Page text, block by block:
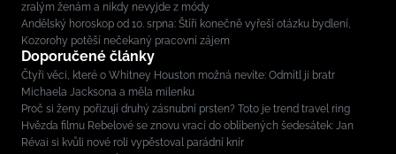
zralým ženám a nikdy nevyjde z módy
Andělský horoskop od 10. srpna: Štíři konečně vyřeší otázku bydlení,
Kozorohy potěší nečekaný pracovní zájem
Doporučené články
Čtyři věci, které o Whitney Houston možná nevíte: Odmítl ji bratr
Michaela Jacksona a měla milenku
Proč si ženy pořizují druhý zásnubní prsten? Toto je trend travel ring
Hvězda filmu Rebelové se znovu vrací do oblíbených šedesátek: Jan
Révai si kvůli nové roli vypěstoval parádní knír